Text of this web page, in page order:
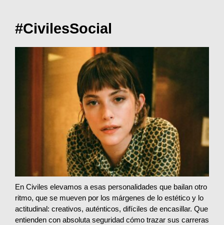
#CivilesSocial
En Civiles elevamos a esas personalidades que bailan otro
ritmo, que se mueven por los márgenes de lo estético y lo
actitudinal: creativos, auténticos, difíciles de encasillar. Que
entienden con absoluta seguridad cómo trazar sus carreras